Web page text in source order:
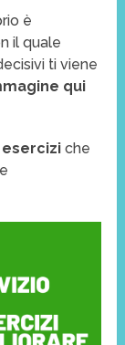
è
il quale
ti viene
qui
esercizi che